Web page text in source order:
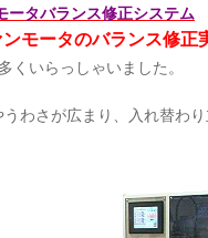
タバランス修正システム
ンモータのバランス修正
くいらっしゃいました。
わさが広まり、入れ替わ